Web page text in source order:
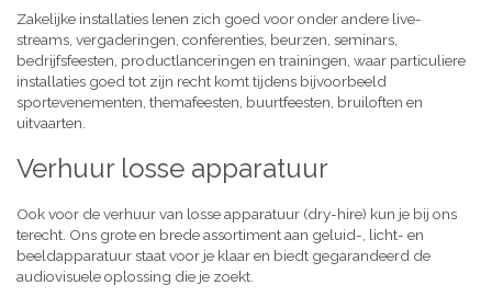
Zakelijke installaties lenen zich goed voor onder andere live-
streams, vergaderingen, conferenties, beurzen, seminars,
bedrijfsfeesten, productlanceringen en trainingen, waar particuliere
installaties goed tot zijn recht komt tijdens bijvoorbeeld
sportevenementen, themafeesten, buurtfeesten, bruiloften en
uitvaarten.
Verhuur losse apparatuur
Ook voor de verhuur van losse apparatuur (dry-hire) kun je bij ons
terecht. Ons grote en brede assortiment aan geluid-, licht- en
beeldapparatuur staat voor je klaar en biedt gegarandeerd de
audiovisuele oplossing die je zoekt.